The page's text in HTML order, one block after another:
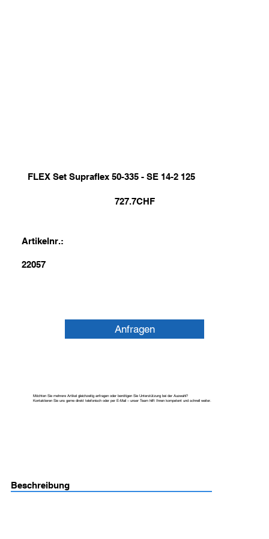
FLEX Set Supraflex 50-335 - SE 14-2 125
727.7CHF
Artikelnr.:
22057
Anfragen
Möchten Sie mehrere Artikel gleichzeitig anfragen oder benötigen Sie Unterstützung bei der Auswahl?
Kontaktieren Sie uns gerne direkt telefonisch oder per E-Mail – unser Team hilft Ihnen kompetent und schnell weiter.
Beschreibung